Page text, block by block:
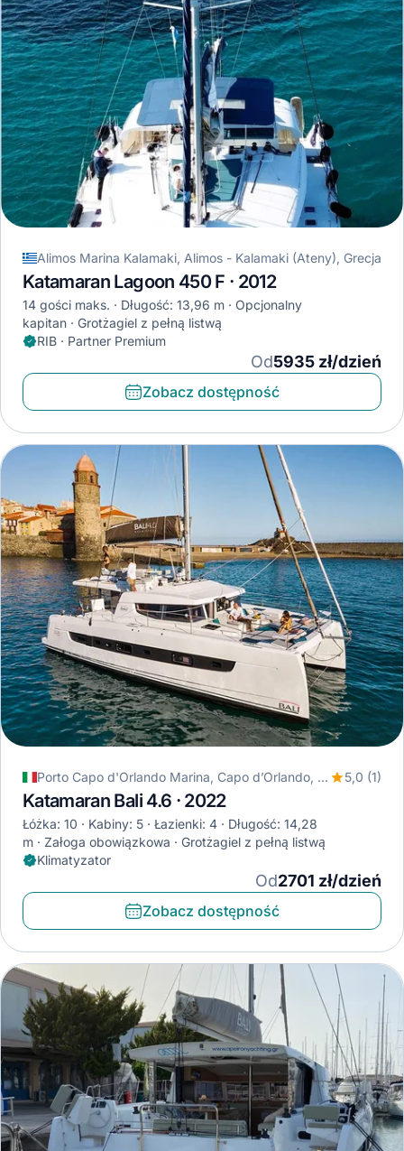
Alimos Marina Kalamaki, Alimos - Kalamaki (Ateny), Grecja
Katamaran Lagoon 450 F · 2012
14 gości maks. Długość: 13,96 m
Opcjonalny
kapitan
Grotżagiel z pełną listwą
RIB · Partner Premium
Od5935 zł/dzień
Zobacz dostępność
Porto Capo d'Orlando Marina, Capo d’Orlando, Włochy 5,0 (1)
Katamaran Bali 4.6 · 2022
Łóżka: 10 Kabiny: 5 Łazienki: 4
Długość: 14,28
m
Załoga obowiązkowa
Grotżagiel z pełną listwą
Klimatyzator
Od2701 zł/dzień
Zobacz dostępność